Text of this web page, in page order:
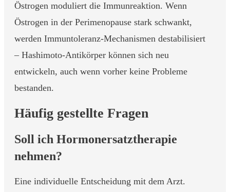
Östrogen moduliert die Immunreaktion. Wenn
Östrogen in der Perimenopause stark schwankt,
werden Immuntoleranz-Mechanismen destabilisiert
– Hashimoto-Antikörper können sich neu
entwickeln, auch wenn vorher keine Probleme
bestanden.
Häufig gestellte Fragen
Soll ich Hormonersatztherapie
nehmen?
Eine individuelle Entscheidung mit dem Arzt.